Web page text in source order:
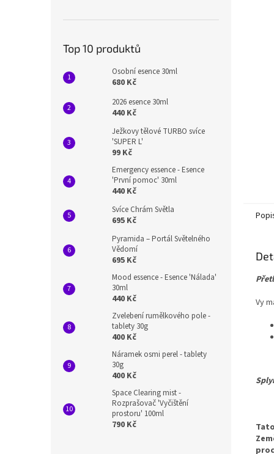
Top 10 produktů
Osobní esence 30ml
680 Kč
2026 esence 30ml
440 Kč
Ježkovy tělové TURBO svíce
'SUPER L'
99 Kč
Emergency essence - Esence
'První pomoc' 30ml
440 Kč
Svíce Chrám Světla
695 Kč
Pyramida – Portál Světelného
Vědomí
695 Kč
Mood essence - Esence 'Nálada'
30ml
440 Kč
Zvelebení rumělkového pole -
tablety 30g
400 Kč
Náramek osmi perel - tablety
30g
400 Kč
Space Clearing mist -
Rozprašovač 'Vyčištění
prostoru' 100ml
790 Kč
Vy